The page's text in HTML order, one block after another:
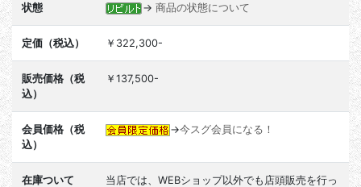
状態 → 商品の状態について
定価（税込） ￥322,300-
販売価格（税
込）
￥137,500-
会員価格（税
込）
→今スグ会員になる！
在庫ついて
当店では、WEBショップ以外でも店頭販売を行っ